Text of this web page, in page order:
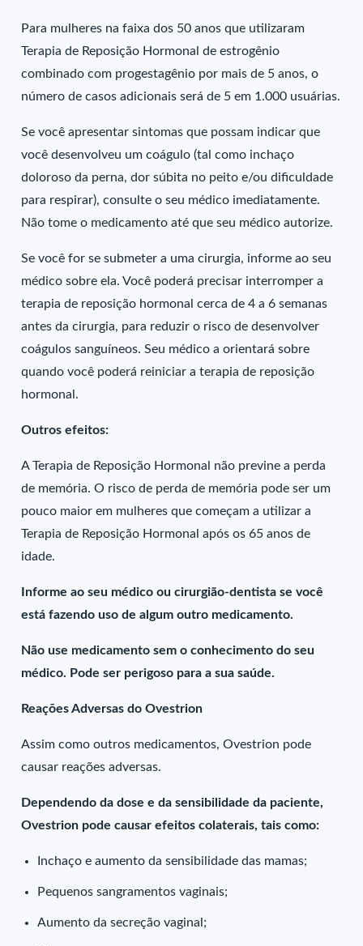
Para mulheres na faixa dos 50 anos que utilizaram
Terapia de Reposição Hormonal de estrogênio
combinado com progestagênio por mais de 5 anos, o
número de casos adicionais será de 5 em 1.000 usuárias.
Se você apresentar sintomas que possam indicar que
você desenvolveu um coágulo (tal como inchaço
doloroso da perna, dor súbita no peito e/ou dificuldade
para respirar), consulte o seu médico imediatamente.
Não tome o medicamento até que seu médico autorize.
Se você for se submeter a uma cirurgia, informe ao seu
médico sobre ela. Você poderá precisar interromper a
terapia de reposição hormonal cerca de 4 a 6 semanas
antes da cirurgia, para reduzir o risco de desenvolver
coágulos sanguíneos. Seu médico a orientará sobre
quando você poderá reiniciar a terapia de reposição
hormonal.
Outros efeitos:
A Terapia de Reposição Hormonal não previne a perda
de memória. O risco de perda de memória pode ser um
pouco maior em mulheres que começam a utilizar a
Terapia de Reposição Hormonal após os 65 anos de
idade.
Informe ao seu médico ou cirurgião-dentista se você
está fazendo uso de algum outro medicamento.
Não use medicamento sem o conhecimento do seu
médico. Pode ser perigoso para a sua saúde.
Reações Adversas do Ovestrion
Assim como outros medicamentos, Ovestrion pode
causar reações adversas.
Dependendo da dose e da sensibilidade da paciente,
Ovestrion pode causar efeitos colaterais, tais como:
Inchaço e aumento da sensibilidade das mamas;
Pequenos sangramentos vaginais;
Aumento da secreção vaginal;